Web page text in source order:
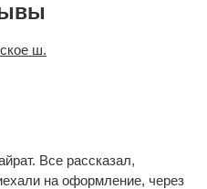
ш.
Все рассказал,
на оформление, через